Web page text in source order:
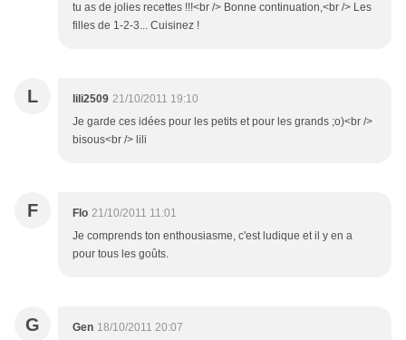
tu as de jolies recettes !!!<br /> Bonne continuation,<br /> Les
filles de 1-2-3... Cuisinez !
L lili2509 21/10/2011 19:10
Je garde ces idées pour les petits et pour les grands ;o)<br />
bisous<br /> lili
F Flo 21/10/2011 11:01
Je comprends ton enthousiasme, c'est ludique et il y en a
pour tous les goûts.
G Gen 18/10/2011 20:07